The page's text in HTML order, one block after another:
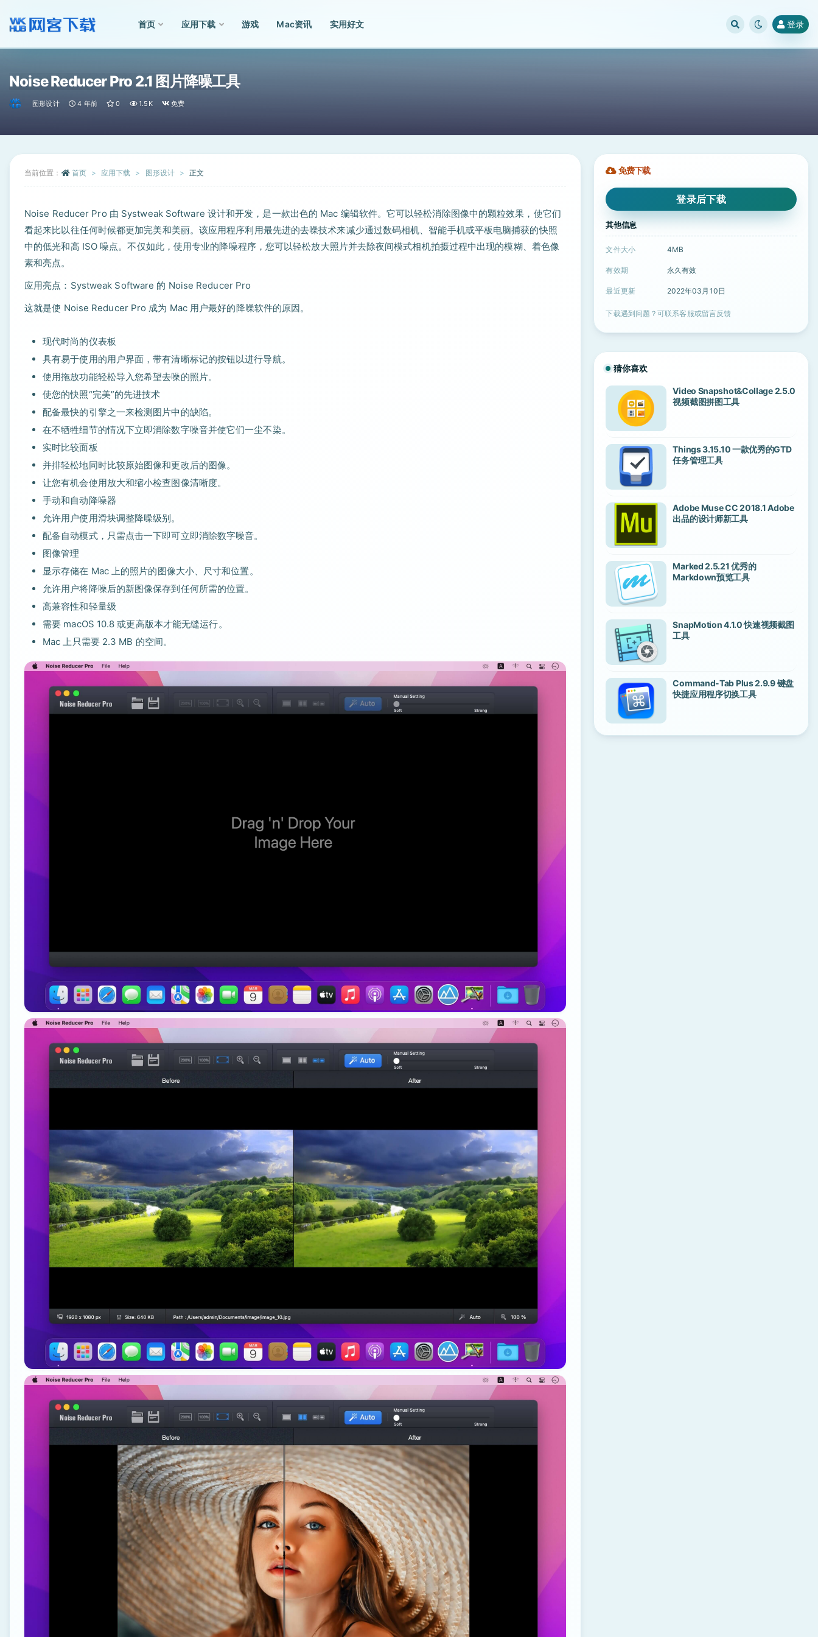
首页 应用下载 游戏 Mac资讯 实用好文 登录
Noise Reducer Pro 2.1 图片降噪工具
图形设计 4 年前 0 1.5K 免费
当前位置： 首页 应用下载 图形设计 正文
Noise Reducer Pro 由 Systweak Software 设计和开发，是一款出色的 Mac 编辑软件。它可以轻松消除图像中的颗粒效果，使它们
看起来比以往任何时候都更加完美和美丽。该应用程序利用最先进的去噪技术来减少通过数码相机、智能手机或平板电脑捕获的快照
中的低光和高 ISO 噪点。不仅如此，使用专业的降噪程序，您可以轻松放大照片并去除夜间模式相机拍摄过程中出现的模糊、着色像
素和亮点。
应用亮点：Systweak Software 的 Noise Reducer Pro
这就是使 Noise Reducer Pro 成为 Mac 用户最好的降噪软件的原因。
现代时尚的仪表板
具有易于使用的用户界面，带有清晰标记的按钮以进行导航。
使用拖放功能轻松导入您希望去噪的照片。
使您的快照“完美”的先进技术
配备最快的引擎之一来检测图片中的缺陷。
在不牺牲细节的情况下立即消除数字噪音并使它们一尘不染。
实时比较面板
并排轻松地同时比较原始图像和更改后的图像。
让您有机会使用放大和缩小检查图像清晰度。
手动和自动降噪器
允许用户使用滑块调整降噪级别。
配备自动模式，只需点击一下即可立即消除数字噪音。
图像管理
显示存储在 Mac 上的照片的图像大小、尺寸和位置。
允许用户将降噪后的新图像保存到任何所需的位置。
高兼容性和轻量级
需要 macOS 10.8 或更高版本才能无缝运行。
Mac 上只需要 2.3 MB 的空间。
免费下载
登录后下载
其他信息
文件大小 4MB
有效期 永久有效
最近更新 2022年03月10日
下载遇到问题？可联系客服或留言反馈
猜你喜欢
Video Snapshot&Collage 2.5.0
视频截图拼图工具
Things 3.15.10 一款优秀的GTD
任务管理工具
Adobe Muse CC 2018.1 Adobe
出品的设计师新工具
Marked 2.5.21 优秀的
Markdown预览工具
SnapMotion 4.1.0 快速视频截图
工具
Command-Tab Plus 2.9.9 键盘
快捷应用程序切换工具